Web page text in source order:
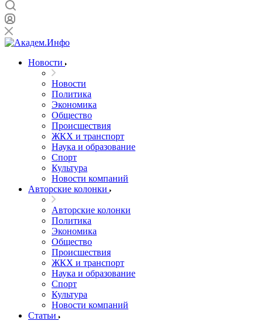
Новости
Новости
Политика
Экономика
Общество
Происшествия
ЖКХ и транспорт
Наука и образование
Спорт
Культура
Новости компаний
Авторские колонки
Авторские колонки
Политика
Экономика
Общество
Происшествия
ЖКХ и транспорт
Наука и образование
Спорт
Культура
Новости компаний
Статьи